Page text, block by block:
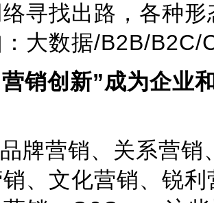
寻找出路，各种
：大数据/B2B/
销创新”成为企业
营销、关系营销
、文化营销、锐